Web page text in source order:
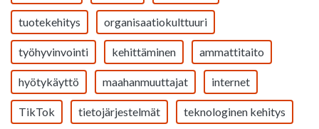
tuotekehitys organisaatiokulttuuri
työhyvinvointi kehittäminen ammattitaito
hyötykäyttö maahanmuuttajat internet
TikTok tietojärjestelmät teknologinen kehitys